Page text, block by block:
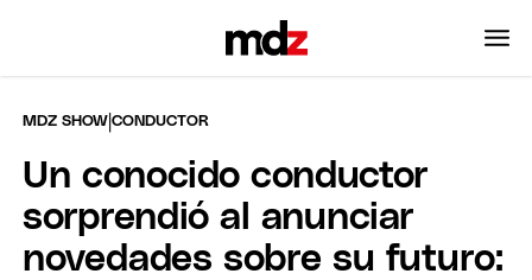
MDZ SHOW |CONDUCTOR
Un conocido conductor
sorprendió al anunciar
novedades sobre su futuro: